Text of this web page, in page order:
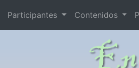
Participantes Contenidos